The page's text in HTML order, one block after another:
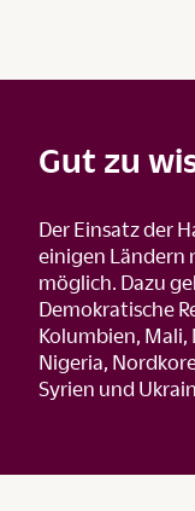
Gut zu
Der Einsatz der
einigen Ländern
möglich. Dazu
Demokratische
Kolumbien, Mali,
Nigeria,
Syrien und